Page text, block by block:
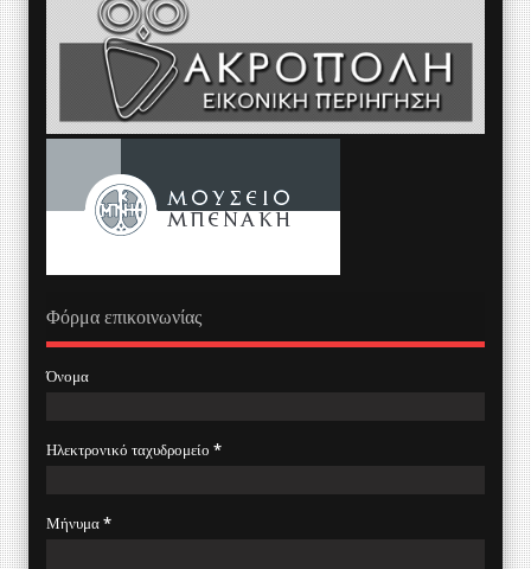
Φόρμα επικοινωνίας
Όνομα
Ηλεκτρονικό ταχυδρομείο *
Μήνυμα*